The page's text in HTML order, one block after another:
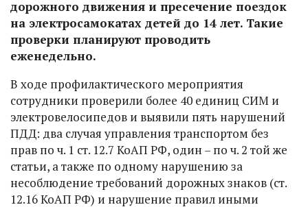
дорожного движения и пресечение поездок
на электросамокатах детей до 14 лет. Такие
проверки планируют проводить
еженедельно.
В ходе профилактического мероприятия
сотрудники проверили более 40 единиц СИМ и
электровелосипедов и выявили пять нарушений
ПДД: два случая управления транспортом без
прав по ч. 1 ст. 12.7 КоАП РФ, один – по ч. 2 той же
статьи, а также по одному нарушению за
несоблюдение требований дорожных знаков (ст.
12.16 КоАП РФ) и нарушение правил иными